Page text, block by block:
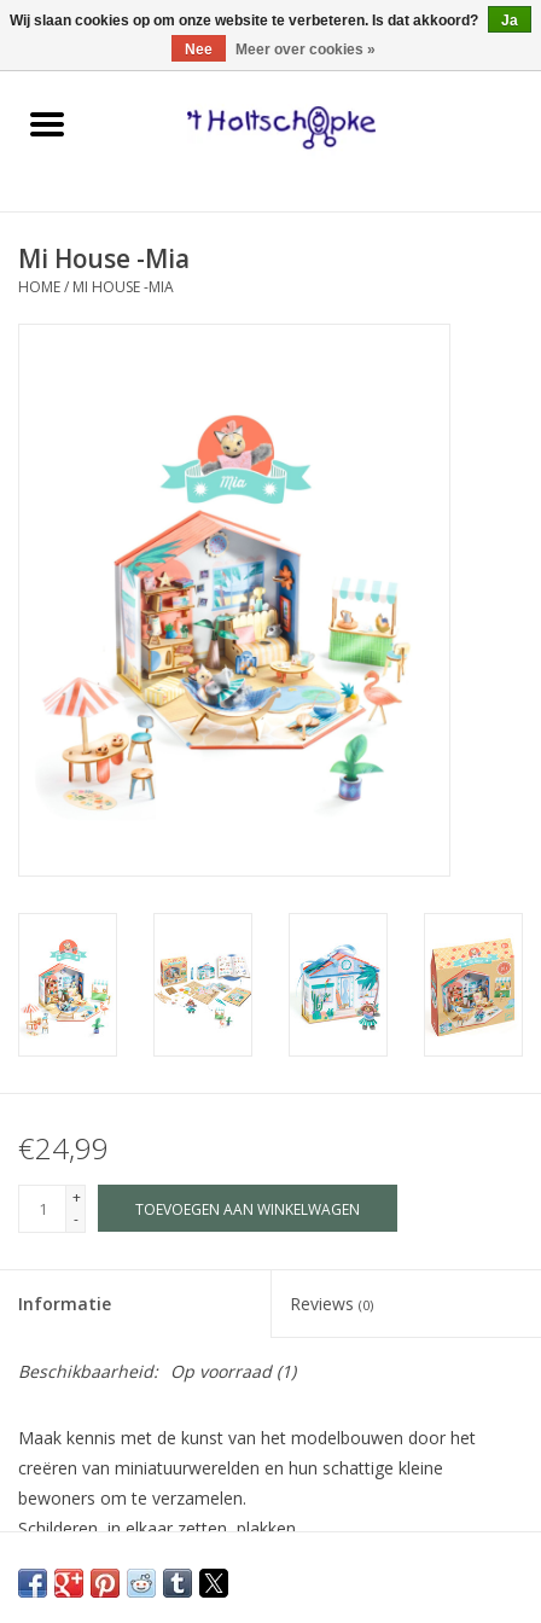
0 Artikelen - €0,00
Home
spellen
eten & drinken
Mi House -Mia
HOME/ MI HOUSE -MIA
€24,99
+
-
TOEVOEGEN AAN WINKELWAGEN
Informatie Reviews (0)
Beschikbaarheid: Op voorraad(1)
Maak kennis met de kunst van het modelbouwen door het
creëren van miniatuurwerelden en hun schattige kleine
bewoners om te verzamelen.
Schilderen, in elkaar zetten, plakken...
gedetailleerde handleiding en een videotutorial, zodat kinderen
Wij slaan cookies op om onze website te verbeteren. Is dat akkoord?
Ja
Nee
Meer over cookies »